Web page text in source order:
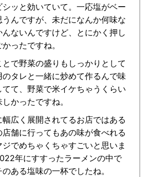
ッと効いていて。一応塩がベー
んですが、未だになんか何味な
ないんですけど、とにかく押し
ったですね。
で野菜の盛りもしっかりとして
タレと一緒に炒めて作るんで味
て、野菜で米イケちゃうくらい
かったですね。
広く展開されてるお店ではある
舗に行ってもあの味が食べれる
でめちゃくちゃすごいと思いま
年にすすったラーメンの中で
ある塩味の一杯でしたね。